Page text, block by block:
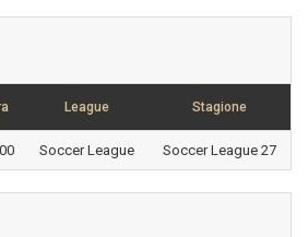
League Stagione
Soccer League Soccer League 27